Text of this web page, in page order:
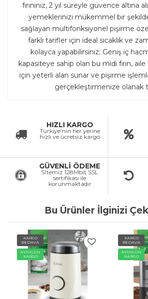
fırınınız, 2 yıl süreyle güvence altına
yemeklerinizi mükemmel bir
sağlayan multifonksiyonel pişirme
farklı tarifler için ideal sıcaklık ve
kolayca yapabilirsiniz; Geniş iç
kapasiteye sahip olan bu midi fırın,
için yeterli alan sunar ve pişirme
gerçekleştirmenize olanak
HIZLI KARGO
Türkiye’nin her yerine
hızlı ve ücretsiz kargo
GÜVENLİ ÖDEME
Sİtemiz 128Mbit SSL
sertifikası ile
korunmaktadır
Bu Ürünler İlginizi
KARGO
BEDAVA
AYNIGÜN
KARGO
KARGO
BEDAVA
AYNIGÜN
KARGO